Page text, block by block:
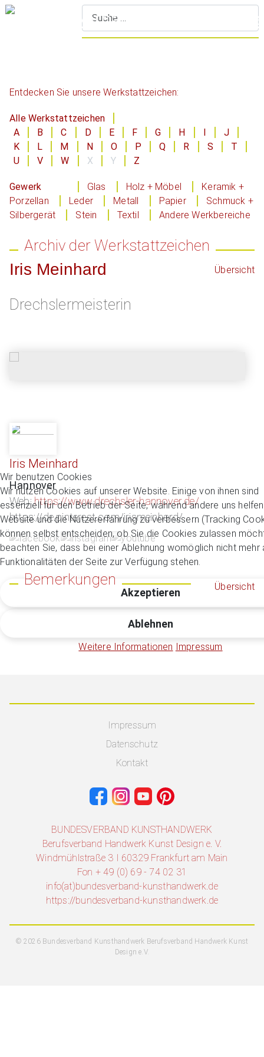
Entdecken Sie unsere Werkstattzeichen:
Alle Werkstattzeichen
A
B C D E F G H
J
K
L M N O P Q R S
T
U
V W X Y Z
Gewerk Glas Holz + Möbel
Keramik +
Porzellan
Leder Metall Papier
Schmuck +
Silbergerät
Stein Textil Andere Werkbereiche
Archiv der Werkstattzeichen
Übersicht
Iris Meinhard
Drechslermeisterin
Iris Meinhard
Hannover
Web:https://www.drechsler-hannover.de/
https://de.pinterest.com/irismeinhard/
Übersicht
Bemerkungen
Impressum
Datenschutz
Kontakt
BUNDESVERBAND KUNSTHANDWERK
Berufsverband Handwerk Kunst Design e. V.
Windmühlstraße 3 I 60329 Frankfurt am Main
Fon + 49 (0) 69 - 74 02 31
info(at)bundesverband-kunsthandwerk.de
https://bundesverband-kunsthandwerk.de
© 2026 Bundesverband Kunsthandwerk Berufsverband Handwerk Kunst
Design e.V.
Wir benutzen Cookies
Wir nutzen Cookies auf unserer Website. Einige von ihnen sind
essenziell für den Betrieb der Seite, während andere uns
Website und die Nutzererfahrung zu verbessern (Tracking
können selbst entscheiden, ob Sie die Cookies zulassen
beachten Sie, dass bei einer Ablehnung womöglich nicht mehr
Funktionalitäten der Seite zur Verfügung stehen.
Akzeptieren
Ablehnen
Weitere Informationen Impressum